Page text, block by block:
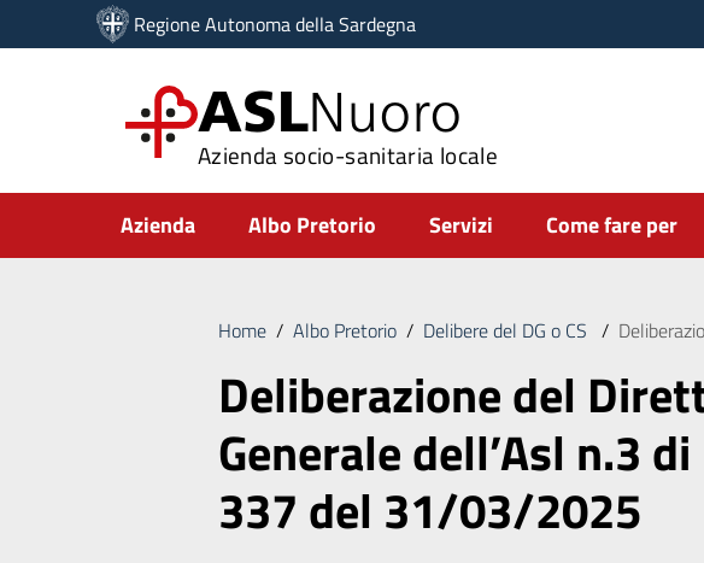
Vai ai contenuti
Vai al menu di navigazione
Regione Autonoma della Sardegna
ASLNuoro
Azienda socio-sanitaria locale
Submenu
Azienda Albo Pretorio Servizi Come fare per
Home / Albo Pretorio / Delibere del DG o CS /
Deliberazione del
Generale dell’Asl n.3
337 del 31/03/2025